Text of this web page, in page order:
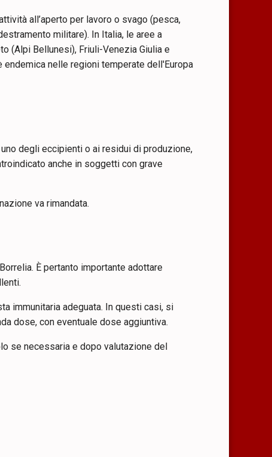
all’aperto per lavoro o svago (pesca,
militare). In Italia, le aree a
(Alpi Bellunesi), Friuli-Venezia Giulia e
nelle regioni temperate dell'Europa
degli eccipienti o ai residui di produzione,
anche in soggetti con grave
va rimandata.
È pertanto importante adottare
immunitaria adeguata. In questi casi, si
dose, con eventuale dose aggiuntiva.
se necessaria e dopo valutazione del